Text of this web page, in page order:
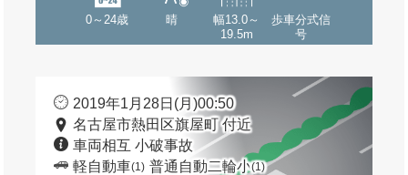
0～24歳 晴
幅13.0～
19.5m
歩車分式信
号
2019年1月28日(月)00:50
名古屋市熱田区旗屋町 付近
車両相互 小破事故
軽自動車(1) 普通自動二輪小(1)